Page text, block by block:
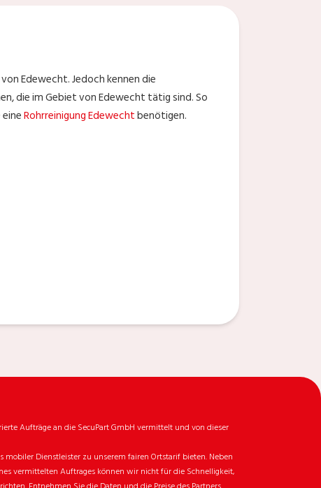
Edewecht. Jedoch kennen die
die im Gebiet von Edewecht tätig sind. So
Rohrreinigung Edewechtbenötigen.
Aufträge an die SecuPart GmbH vermittelt und von dieser
Dienstleister zu unserem fairen Ortstarif bieten. Neben
vermittelten Auftrages können wir nicht für die Schnelligkeit,